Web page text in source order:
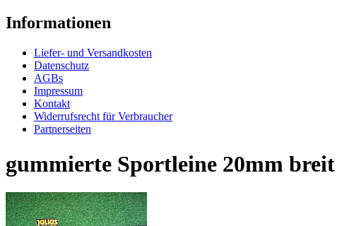
Informationen
Liefer- und Versandkosten
Datenschutz
AGBs
Impressum
Kontakt
Widerrufsrecht für Verbraucher
Partnerseiten
gummierte Sportleine 20mm